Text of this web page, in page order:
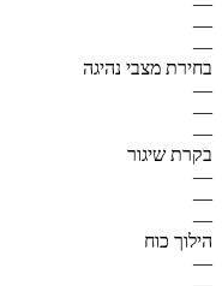
—
—
בחירת מצבי נהיגה
—
—
—
בקרת שיגור
—
—
—
הילוך כוח
—